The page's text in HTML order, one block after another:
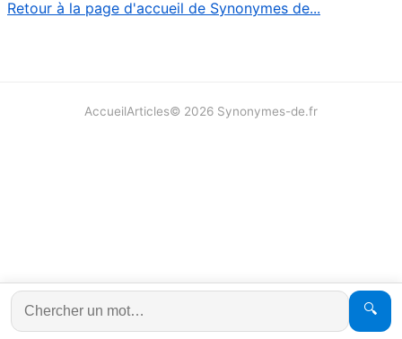
Retour à la page d'accueil de Synonymes de...
🔍
AccueilArticles© 2026 Synonymes-de.fr